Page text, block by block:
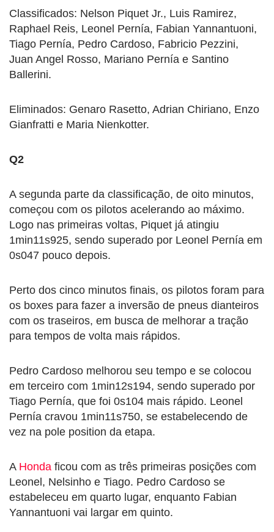
Classificados: Nelson Piquet Jr., Luis Ramirez,
Raphael Reis, Leonel Pernía, Fabian Yannantuoni,
Tiago Pernía, Pedro Cardoso, Fabricio Pezzini,
Juan Angel Rosso, Mariano Pernía e Santino
Ballerini.
Eliminados: Genaro Rasetto, Adrian Chiriano, Enzo
Gianfratti e Maria Nienkotter.
Q2
A segunda parte da classificação, de oito minutos,
começou com os pilotos acelerando ao máximo.
Logo nas primeiras voltas, Piquet já atingiu
1min11s925, sendo superado por Leonel Pernía em
0s047 pouco depois.
Perto dos cinco minutos finais, os pilotos foram para
os boxes para fazer a inversão de pneus dianteiros
com os traseiros, em busca de melhorar a tração
para tempos de volta mais rápidos.
Pedro Cardoso melhorou seu tempo e se colocou
em terceiro com 1min12s194, sendo superado por
Tiago Pernía, que foi 0s104 mais rápido. Leonel
Pernía cravou 1min11s750, se estabelecendo de
vez na pole position da etapa.
A Honda ficou com as três primeiras posições com
Leonel, Nelsinho e Tiago. Pedro Cardoso se
estabeleceu em quarto lugar, enquanto Fabian
Yannantuoni vai largar em quinto.